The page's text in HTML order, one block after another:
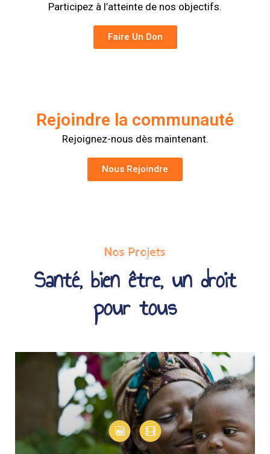
Participez à l’atteinte de nos objectifs.
Faire Un Don
Rejoindre la communauté
Rejoignez-nous dès maintenant.
Nous Rejoindre
Nos Projets
Santé, bien être, un droit
pour tous